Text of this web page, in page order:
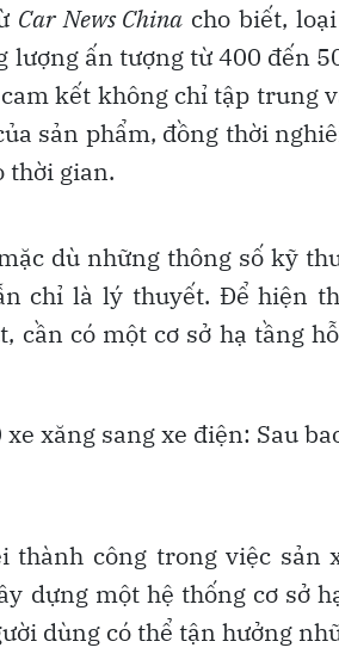
Car News China cho biết,
lượng ấn tượng từ 400 đến
kết không chỉ tập trung
sản phẩm, đồng thời
thời gian.
dù những thông số kỹ
chỉ là lý thuyết. Để hiện
cần có một cơ sở hạ tầng
xăng sang xe điện: Sau
thành công trong việc
dựng một hệ thống cơ sở
dùng có thể tận hưởng